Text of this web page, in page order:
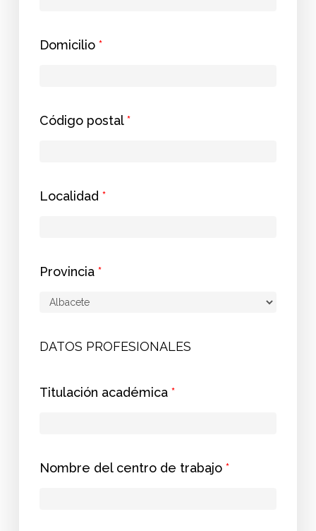
Domicilio*
Código postal*
Localidad*
Provincia*
DATOS PROFESIONALES
Titulación académica*
Nombre del centro de trabajo*